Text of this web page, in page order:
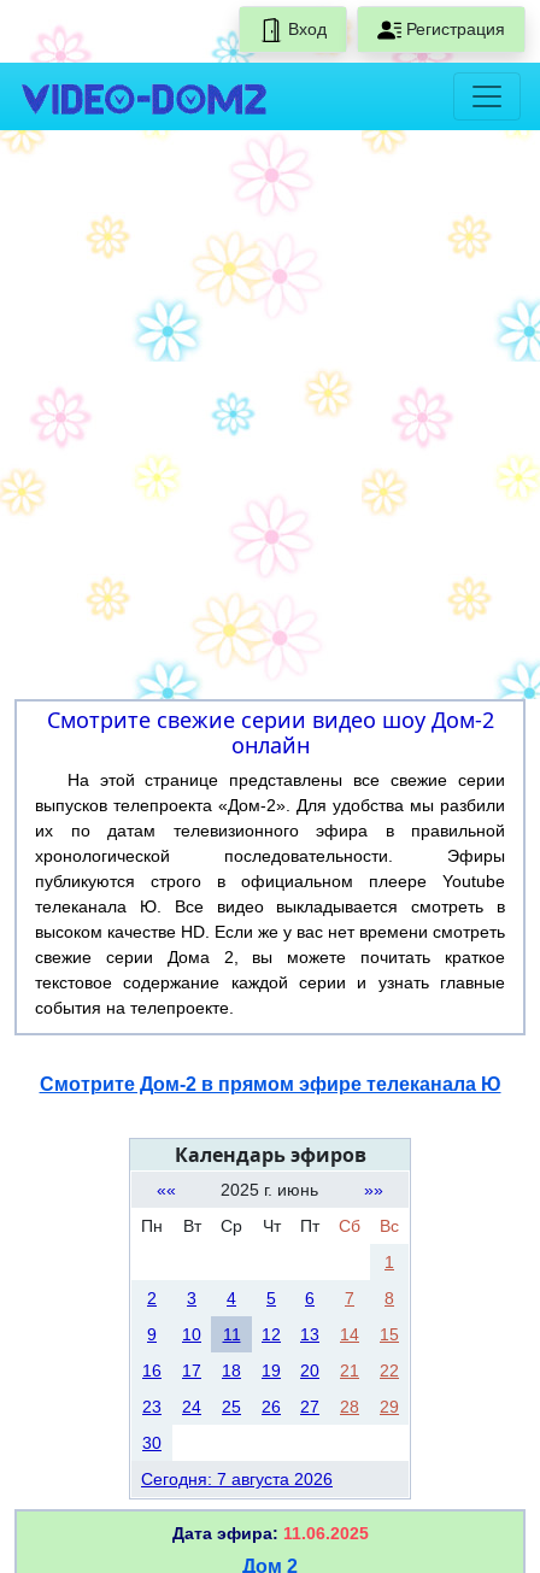
Вход Регистрация
Смотрите свежие серии видео шоу Дом-2
онлайн
На этой странице представлены все свежие серии
выпусков телепроекта «Дом-2». Для удобства мы разбили
их по датам телевизионного эфира в правильной
хронологической последовательности. Эфиры
публикуются строго в официальном плеере Youtube
телеканала Ю. Все видео выкладывается смотреть в
высоком качестве HD. Если же у вас нет времени смотреть
свежие серии Дома 2, вы можете почитать краткое
текстовое содержание каждой серии и узнать главные
события на телепроекте.
Смотрите Дом-2 в прямом эфире телеканала Ю
Календарь эфиров
«« 2025 г. июнь
»»
Пн
Вт Ср Чт Пт Сб
Вс
1
2
3 4 5 6 7
8
9
10 11 12 13 14
15
16
17 18 19 20 21
22
23
24 25 26 27 28
29
30
Сегодня: 7 августа 2026
Дата эфира: 11.06.2025
Дом 2